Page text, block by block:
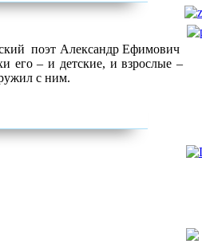
поэт Александр Ефимович
его – и детские, и взрослые –
с ним.